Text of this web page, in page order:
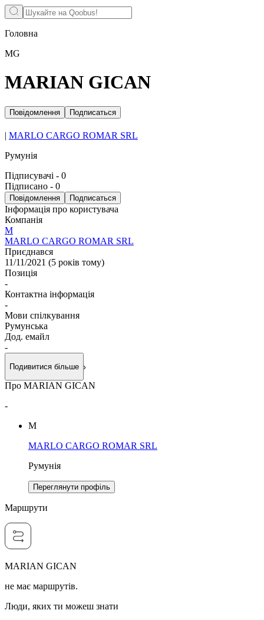
Головна
MG
MARIAN GICAN
Повідомлення Подписаться
| MARLO CARGO ROMAR SRL
Румунія
Підписувачі - 0
Підписано - 0
Повідомлення Подписаться
Інформація про користувача
Компанія
M
MARLO CARGO ROMAR SRL
Приєднався
11/11/2021 (5 років тому)
Позиція
-
Контактна інформація
-
Мови спілкування
Румунська
Дод. емайл
-
Подивитися більше
Про MARIAN GICAN
-
M
MARLO CARGO ROMAR SRL
Румунія
Переглянути профіль
Маршрути
MARIAN GICAN
не має маршрутів.
Люди, яких ти можеш знати